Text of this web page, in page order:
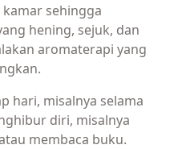
sehingga
hening, sejuk, dan
aromaterapi yang
hari, misalnya selama
diri, misalnya
membaca buku.